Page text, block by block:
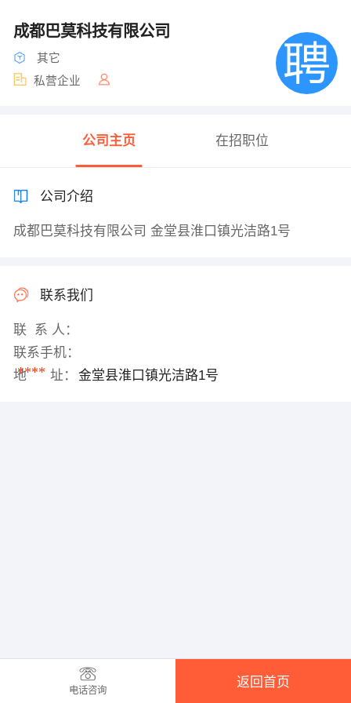
成都巴莫科技有限公司
其它
私营企业
公司主页 在招职位
公司介绍
成都巴莫科技有限公司 金堂县淮口镇光洁路1号
联系我们
联 系 人：
联系手机：
****
地 址： 金堂县淮口镇光洁路1号
电话咨询
返回首页